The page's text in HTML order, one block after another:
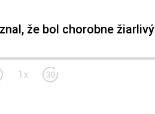
že bol chorobne žiarlivý